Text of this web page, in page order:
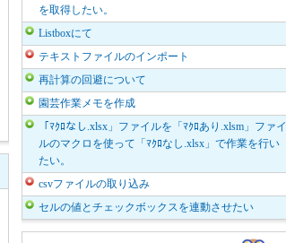
を取得したい。
Listboxにて
テキストファイルのインポート
再計算の回避について
園芸作業メモを作成
「ﾏｸﾛなし.xlsx」ファイルを「ﾏｸﾛあり.xlsm」ファイ
ルのマクロを使って「ﾏｸﾛなし.xlsx」で作業を行い
たい。
csvファイルの取り込み
セルの値とチェックボックスを連動させたい